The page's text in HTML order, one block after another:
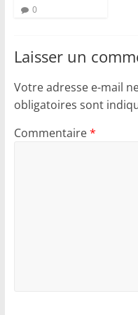
0
Laisser un
Votre adresse e-mail
obligatoires sont
Commentaire*